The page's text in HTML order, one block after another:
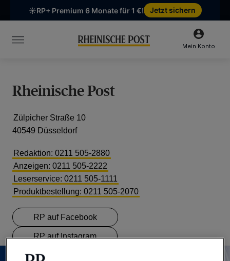
Unsere Öffnungszeiten:
Mo-Fr 6:30–16:00 Uhr | Sa 6:30–12:00 Uhr
Mein Konto
Rheinische Post
Zülpicher Straße 10
40549 Düsseldorf
Redaktion: 0211 505-2880
Anzeigen: 0211 505-2222
Leserservice: 0211 505-1111
Produktbestellung: 0211 505-2070
RP auf Facebook
RP auf Instagram